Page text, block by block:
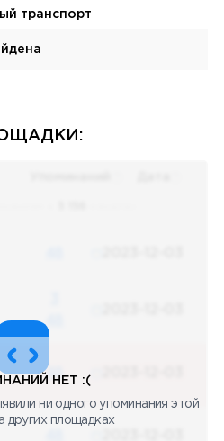
транспорт
48
48
НЕТ :(
ни одного упоминания этой
других площадках